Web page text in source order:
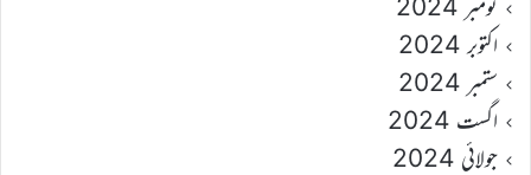
نومبر 2024
اکتوبر 2024
ستمبر 2024
اگست 2024
جولائی 2024